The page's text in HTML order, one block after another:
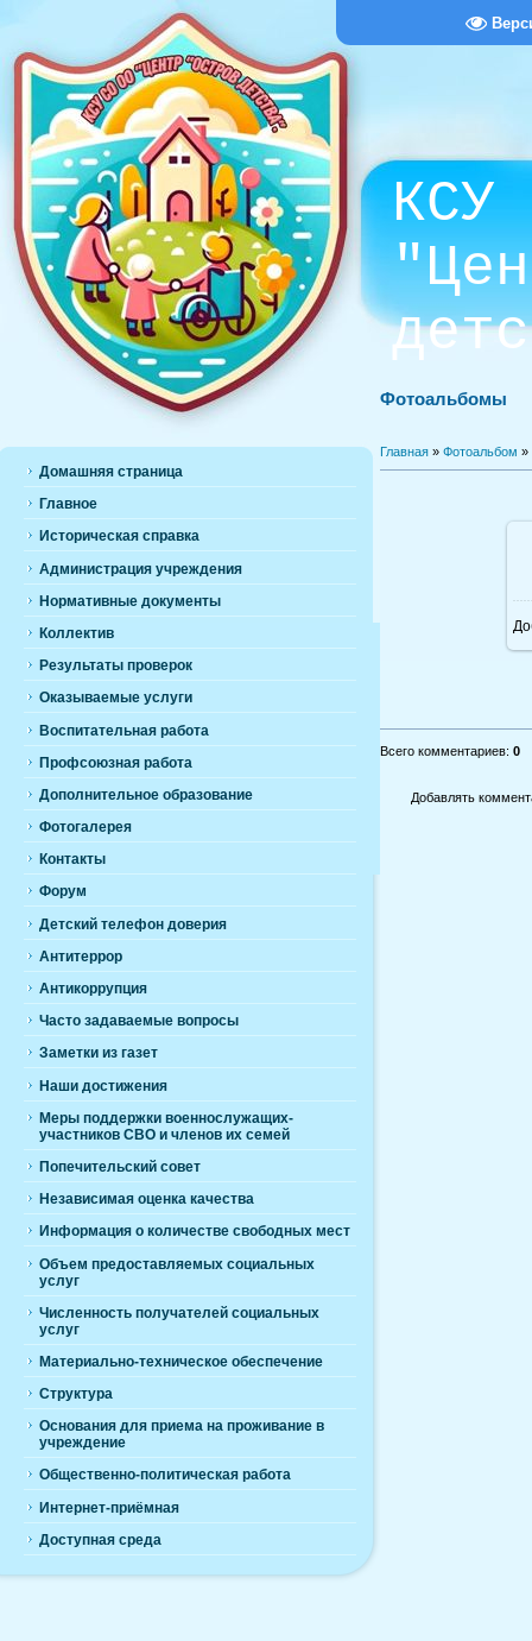
Домашняя страница
Главное
Историческая справка
Администрация учреждения
Нормативные документы
Коллектив
Результаты проверок
Оказываемые услуги
Воспитательная работа
Профсоюзная работа
Дополнительное образование
Фотогалерея
Контакты
Форум
Детский телефон доверия
Антитеррор
Антикоррупция
Часто задаваемые вопросы
Заметки из газет
Наши достижения
Меры поддержки военнослужащих-
участников СВО и членов их семей
Попечительский совет
Независимая оценка качества
Информация о количестве свободных мест
Объем предоставляемых социальных
услуг
Численность получателей социальных
услуг
Материально-техническое обеспечение
Структура
Основания для приема на проживание в
учреждение
Общественно-политическая работа
Интернет-приёмная
Доступная среда
КСУ
Фотоальбомы
Главная » Фотоальбом »
Всего комментариев: 0
Добавлять